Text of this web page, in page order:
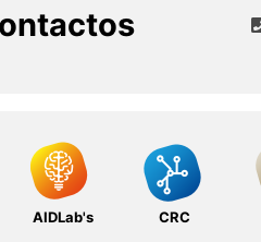
AIDLab's CRC